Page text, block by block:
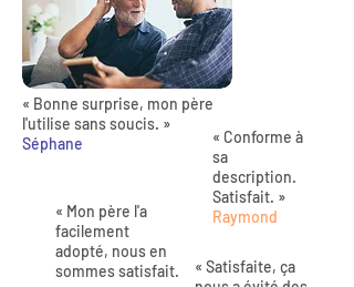
« Bonne surprise, mon père
l'utilise sans soucis. »
Séphane
« Mon père l'a
facilement
adopté, nous en
sommes satisfait.
« Conforme à
sa
description.
Satisfait. »
Raymond
« Satisfaite, ça